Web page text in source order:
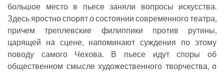
большое место в пьесе заняли вопросы искусства.
Здесь яростно спорят о состоянии современного театра,
причем треплевские филиппики против рутины,
царящей на сцене, напоминают суждения по этому
поводу самого Чехова. В пьесе идут споры об
общественном смысле художественного творчества, о